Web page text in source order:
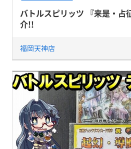
バトルスピリッツ 『来是・占
介!!
福岡天神店